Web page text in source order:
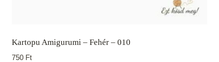
Kartopu Amigurumi – Fehér – 010
750 Ft